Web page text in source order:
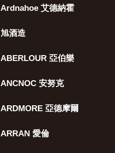
Ardnahoe 艾德納霍
旭酒造
ABERLOUR 亞伯樂
ANCNOC 安努克
ARDMORE 亞德摩爾
ARRAN 愛倫